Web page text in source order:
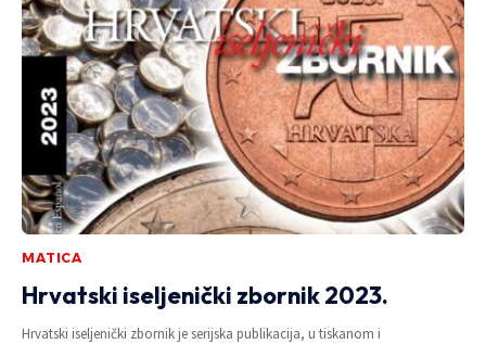
MATICA
Hrvatski iseljenički zbornik 2023.
Hrvatski iseljenički zbornik je serijska publikacija, u tiskanom i